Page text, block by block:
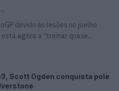
devido às lesões no joelho
agora a “treinar quase...
Scott Ogden conquista pole